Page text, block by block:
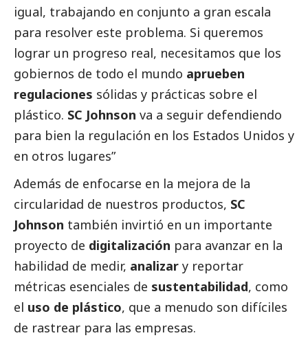
igual, trabajando en conjunto a gran escala
para resolver este problema. Si queremos
lograr un progreso real, necesitamos que los
gobiernos de todo el mundo aprueben
regulaciones sólidas y prácticas sobre el
plástico. SC Johnson va a seguir defendiendo
para bien la regulación en los Estados Unidos y
en otros lugares”
Además de enfocarse en la mejora de la
circularidad de nuestros productos, SC
Johnson también invirtió en un importante
proyecto de digitalización para avanzar en la
habilidad de medir, analizar y reportar
métricas esenciales de sustentabilidad, como
el uso de plástico, que a menudo son difíciles
de rastrear para las empresas.